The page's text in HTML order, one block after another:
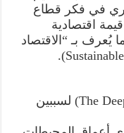
في فكر قطاع
اقتصادية
يُعرف بـ “الاقتصاد
يتزايد الاهتمام بالأعماق السحيقة (The Deep) لسببين